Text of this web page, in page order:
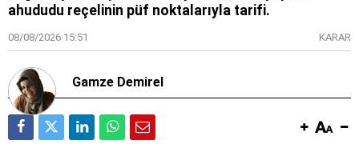
ahududu reçelinin püf noktalarıyla tarifi.
08/08/2026 15:51 KARAR
Gamze Demirel